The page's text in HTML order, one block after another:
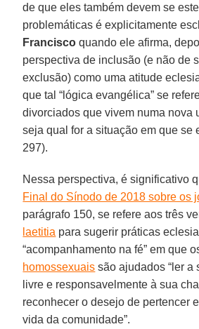
de que eles também devem se
problemáticas é explicitamente
Francisco quando ele afirma,
perspectiva de inclusão (e não de
exclusão) como uma atitude
que tal “lógica evangélica” se
divorciados que vivem numa nova
seja qual for a situação em que se
297).
Nessa perspectiva, é significativo
Final do Sínodo de 2018 sobre os
parágrafo 150, se refere aos três
laetitia para sugerir práticas
“acompanhamento na fé” em que
homossexuais são ajudados “ler a
livre e responsavelmente à sua
reconhecer o desejo de pertencer
vida da comunidade”.